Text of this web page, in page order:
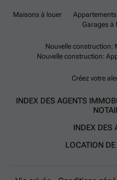
Maisons à louer
Garages à
Nouvelle construction:
Nouvelle construction:
Créez votre
INDEX DES AGENTS
INDEX DES
LOCATION